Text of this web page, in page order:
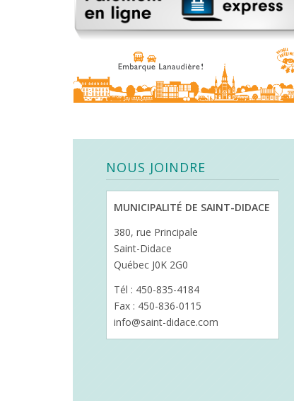
NOUS JOINDRE
MUNICIPALITÉ DE SAINT-DIDACE
380, rue Principale
Saint-Didace
Québec J0K 2G0
Tél : 450-835-4184
Fax : 450-836-0115
info@saint-didace.com